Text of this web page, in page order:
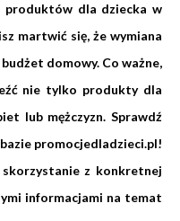
produktów dla dziecka w
martwić się, że wymiana
domowy. Co ważne,
nie tylko produkty dla
lub mężczyzn. Sprawdź
promocjedladzieci.pl!
z konkretnej
informacjami na temat